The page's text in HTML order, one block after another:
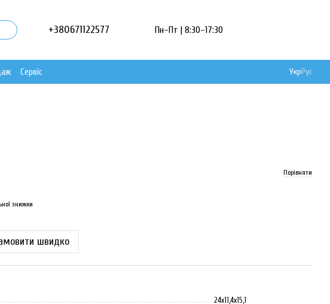
+380671122577 Пн–Пт | 8:30–17:30
Сервіс УкрРус
Порівняти
знижки
швидко
24х11,4х15,1